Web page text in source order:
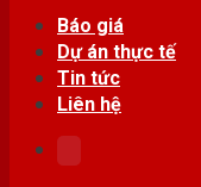
Báo giá
Dự án thực tế
Tin tức
Liên hệ